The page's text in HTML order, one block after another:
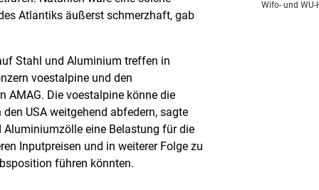
Atlantiks äußerst schmerzhaft, gab
Stahl und Aluminium treffen in
voestalpine und den
AMAG. Die voestalpine könne die
USA weitgehend abfedern, sagte
Aluminiumzölle eine Belastung für die
Inputpreisen und in weiterer Folge zu
führen könnten.
Wifo- und